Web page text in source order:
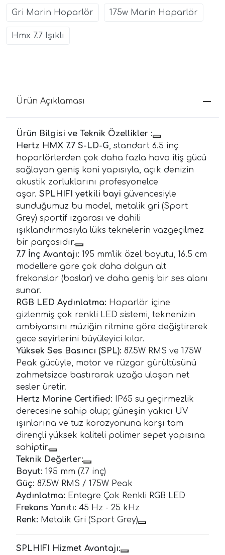
Gri Marin Hoparlör 175w Marin Hoparlör
Hmx 7.7 Işıklı
Ürün Açıklaması
Ürün Bilgisi ve Teknik Özellikler :
Hertz HMX 7.7 S-LD-G, standart 6.5 inç
hoparlörlerden çok daha fazla hava itiş gücü
sağlayan geniş koni yapısıyla, açık denizin
akustik zorluklarını profesyonelce
aşar. SPLHIFI yetkili bayi güvencesiyle
sunduğumuz bu model, metalik gri (Sport
Grey) sportif ızgarası ve dahili
ışıklandırmasıyla lüks teknelerin vazgeçilmez
bir parçasıdır.
7.7 İnç Avantajı: 195 mm'lik özel boyutu, 16.5 cm
modellere göre çok daha dolgun alt
frekanslar (baslar) ve daha geniş bir ses alanı
sunar.
RGB LED Aydınlatma: Hoparlör içine
gizlenmiş çok renkli LED sistemi, teknenizin
ambiyansını müziğin ritmine göre değiştirerek
gece seyirlerini büyüleyici kılar.
Yüksek Ses Basıncı (SPL): 87.5W RMS ve 175W
Peak gücüyle, motor ve rüzgar gürültüsünü
zahmetsizce bastırarak uzağa ulaşan net
sesler üretir.
Hertz Marine Certified: IP65 su geçirmezlik
derecesine sahip olup; güneşin yakıcı UV
ışınlarına ve tuz korozyonuna karşı tam
dirençli yüksek kaliteli polimer sepet yapısına
sahiptir.
Teknik Değerler:
Boyut: 195 mm (7.7 inç)
Güç: 87.5W RMS / 175W Peak
Aydınlatma: Entegre Çok Renkli RGB LED
Frekans Yanıtı: 45 Hz - 25 kHz
Renk: Metalik Gri (Sport Grey)
SPLHIFI Hizmet Avantajı: